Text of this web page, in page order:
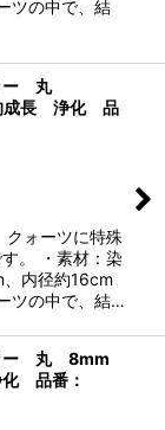
ツの中で、結
ー 丸
成長 浄化 品
クォーツに特殊
。 ・素材：染
、内径約16cm
ツの中で、結…
ー 丸 8mm
品番：